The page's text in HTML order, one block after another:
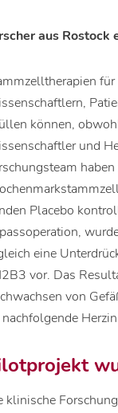
aus
können,
und
Placebo
eine
vor. Das
von
klinische